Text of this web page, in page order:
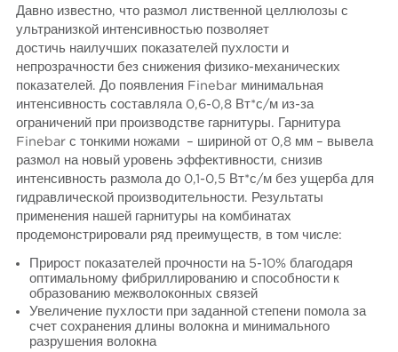
Давно известно, что размол лиственной целлюлозы с
ультранизкой интенсивностью позволяет
достичь наилучших показателей пухлости и
непрозрачности без снижения физико-механических
показателей. До появления Finebar минимальная
интенсивность составляла 0,6-0,8 Вт*с/м из-за
ограничений при производстве гарнитуры. Гарнитура
Finebar с тонкими ножами – шириной от 0,8 мм – вывела
размол на новый уровень эффективности, снизив
интенсивность размола до 0,1-0,5 Вт*с/м без ущерба для
гидравлической производительности. Результаты
применения нашей гарнитуры на комбинатах
продемонстрировали ряд преимуществ, в том числе:
Прирост показателей прочности на 5-10% благодаря
оптимальному фибриллированию и способности к
образованию межволоконных связей
Увеличение пухлости при заданной степени помола за
счет сохранения длины волокна и минимального
разрушения волокна